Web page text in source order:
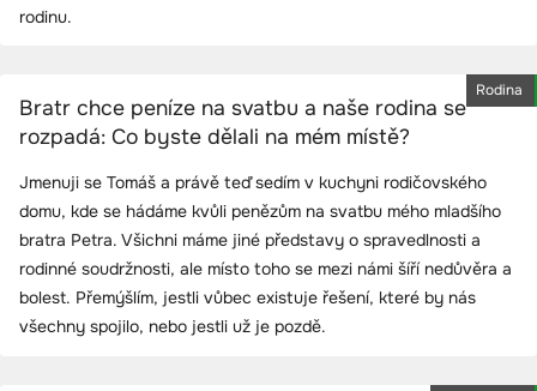
rodinu.
Rodina
Bratr chce peníze na svatbu a naše rodina se
rozpadá: Co byste dělali na mém místě?
Jmenuji se Tomáš a právě teď sedím v kuchyni rodičovského
domu, kde se hádáme kvůli penězům na svatbu mého mladšího
bratra Petra. Všichni máme jiné představy o spravedlnosti a
rodinné soudržnosti, ale místo toho se mezi námi šíří nedůvěra a
bolest. Přemýšlím, jestli vůbec existuje řešení, které by nás
všechny spojilo, nebo jestli už je pozdě.